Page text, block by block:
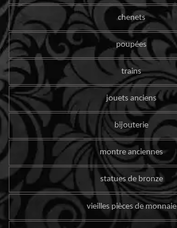
chenets
poupées
trains
jouets anciens
bijouterie
montre anciennes
statues de bronze
vieilles pièces de monnaie